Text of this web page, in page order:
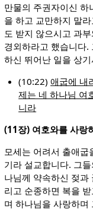
만물의 주권자이신 하
을 하고 교만하지 말
도 받지 않으시고 과
경외하라고 했습니다.
하신 뛰어난 일을 상
(10:22)애굽에 내
제는 네 하나님 여
니라
(11장) 여호와를 사랑
모세는 어려서 출애굽
기라 설교합니다. 그
나님께 약속하신 젖과
리고 순종하면 복을
며 하나님을 사랑하며